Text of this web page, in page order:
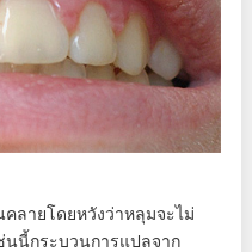
ลายโดยหวังว่าหลุมจะไม่
นนี้กระบวนการแปลจาก